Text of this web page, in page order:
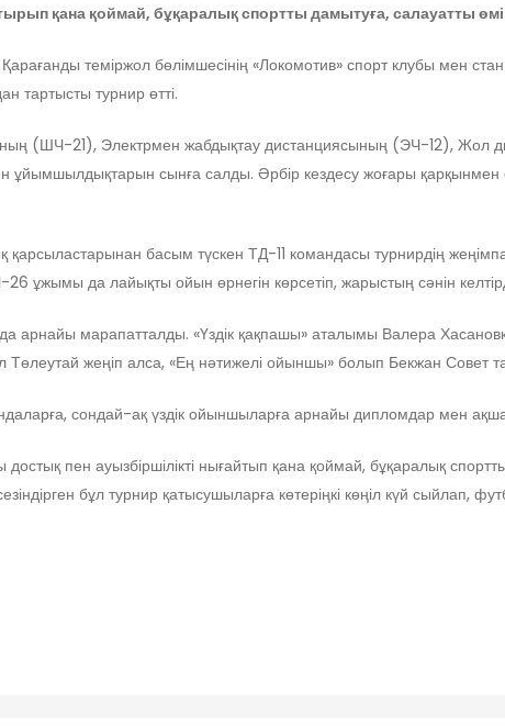
қана қоймай, бұқаралық спортты дамытуға, салауатты
теміржол бөлімшесінің «Локомотив» спорт клубы мен
турнир өтті.
(ШЧ-21), Электрмен жабдықтау дистанциясының (ЭЧ-12),
сынға салды. Әрбір кездесу жоғары қарқынмен
басым түскен ТД-11 командасы турнирдің
да лайықты ойын өрнегін көрсетіп, жарыстың сәнін
марапатталды. «Үздік қақпашы» аталымы Валера
Төлеутай жеңіп алса, «Ең нәтижелі ойыншы» болып Бекжан Совет
сондай-ақ үздік ойыншыларға арнайы дипломдар мен
пен ауызбіршілікті нығайтып қана қоймай, бұқаралық
бұл турнир қатысушыларға көтеріңкі көңіл күй сыйлап,